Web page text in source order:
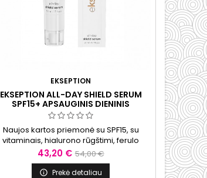
EKSEPTION
EKSEPTION ALL-DAY SHIELD SERUM
SPF15+ APSAUGINIS DIENINIS
SERUMAS, 50 ML
Naujos kartos priemonė su SPF15, su
vitaminais, hialurono rūgštimi, ferulo
rūgštimi, niacinamidu, UVA/UVB filtrais ir
Helioguard 365.
Kaina
43,20 € Bazinė
kaina
54,00 €
 Prekė detaliau